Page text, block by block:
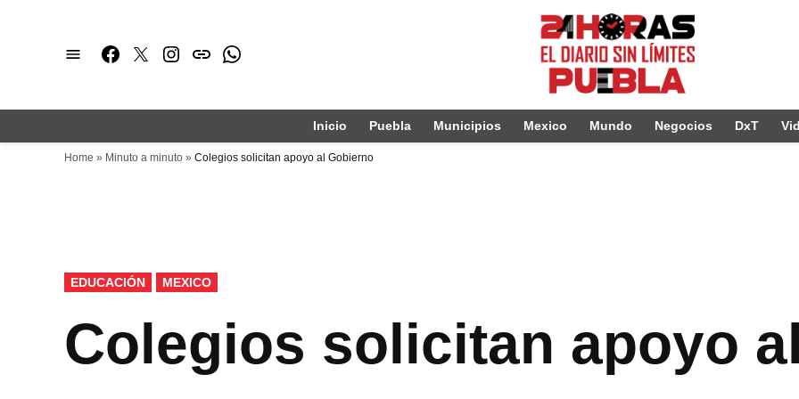
Facebook
TwitterInstagram
issuuWhatsapp
Inicio Puebla Municipios Mexico Mundo Negocios DxT
Home » Minuto a minuto » Colegios solicitan apoyo al Gobierno
PUBLICADO
EN
EDUCACIÓN MEXICO
Colegios solicitan apoyo